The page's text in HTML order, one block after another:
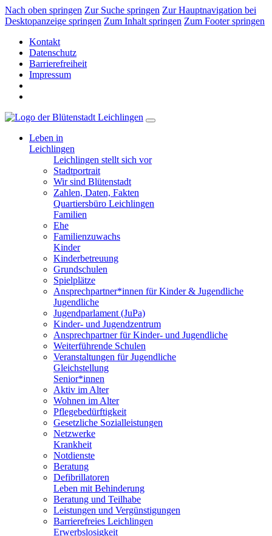
Nach oben springen Zur Suche springen Zur Hauptnavigation bei
Desktopanzeige springen Zum Inhalt springen Zum Footer springen
Kontakt
Datenschutz
Barrierefreiheit
Impressum
Leben in
Leichlingen
Leichlingen stellt sich vor
Stadtportrait
Wir sind Blütenstadt
Zahlen, Daten, Fakten
Quartiersbüro Leichlingen
Familien
Ehe
Familienzuwachs
Kinder
Kinderbetreuung
Grundschulen
Spielplätze
Ansprechpartner*innen für Kinder & Jugendliche
Jugendliche
Jugendparlament (JuPa)
Kinder- und Jugendzentrum
Ansprechpartner für Kinder- und Jugendliche
Weiterführende Schulen
Veranstaltungen für Jugendliche
Gleichstellung
Senior*innen
Aktiv im Alter
Wohnen im Alter
Pflegebedürftigkeit
Gesetzliche Sozialleistungen
Netzwerke
Krankheit
Notdienste
Beratung
Defibrillatoren
Leben mit Behinderung
Beratung und Teilhabe
Leistungen und Vergünstigungen
Barrierefreies Leichlingen
Erwerbslosigkeit